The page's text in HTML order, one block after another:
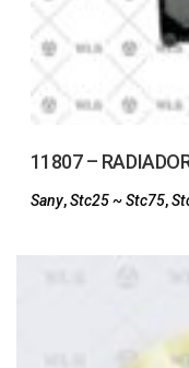
11807 –
Sany,Stc25 ~ Stc75,